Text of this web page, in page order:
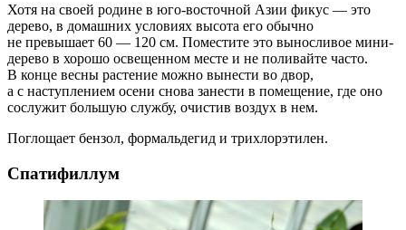
Хотя на своей родине в юго-восточной Азии фикус — это
дерево, в домашних условиях высота его обычно
не превышает 60 — 120 см. Поместите это выносливое мини-
дерево в хорошо освещенном месте и не поливайте часто.
В конце весны растение можно вынести во двор,
а с наступлением осени снова занести в помещение, где оно
сослужит большую службу, очистив воздух в нем.
Поглощает бензол, формальдегид и трихлорэтилен.
Спатифиллум